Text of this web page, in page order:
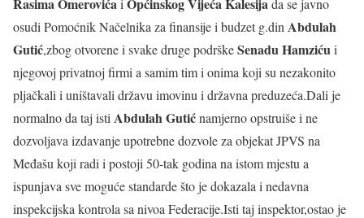
i
da se javno
osudi Pomoćnik Načelnika za finansije i budzet g.din Abdulah
Gutić,zbog otvorene i svake druge podrškeSenadu Hamzićui
njegovoj privatnoj firmi a samim tim i onima koji su nezakonito
pljačkali i uništavali državu imovinu i državna preduzeća.Dali je
normalno da taj isti Abdulah Gutićnamjerno opstruiše i ne
dozvoljava izdavanje upotrebne dozvole za objekat JPVS na
Međašu koji radi i postoji 50-tak godina na istom mjestu a
ispunjava sve moguće standarde što je dokazala i nedavna
inspekcijska kontrola sa nivoa Federacije.Isti taj inspektor,ostao je